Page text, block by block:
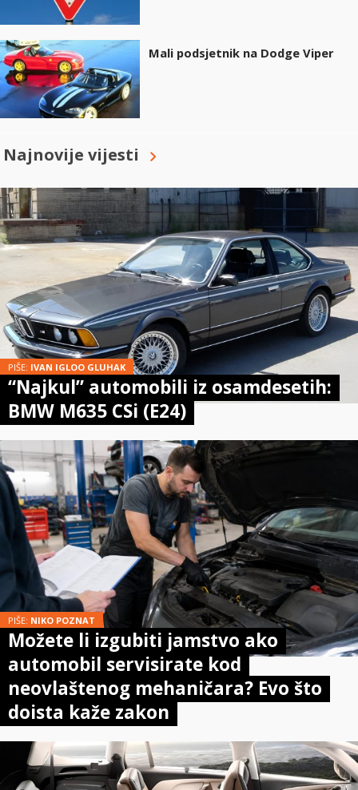
Mali podsjetnik na Dodge Viper
Najnovije vijesti
PIŠE: IVAN IGLOO GLUHAK
“Najkul” automobili iz osamdesetih:
BMW M635 CSi (E24)
PIŠE: NIKO POZNAT
Možete li izgubiti jamstvo ako
automobil servisirate kod
neovlaštenog mehaničara? Evo što
doista kaže zakon